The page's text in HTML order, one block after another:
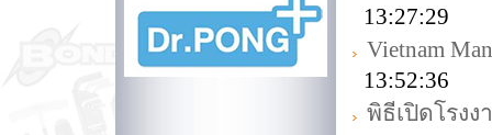
13:27:29
Vietnam
13:52:36
พิธีเปิดโรง